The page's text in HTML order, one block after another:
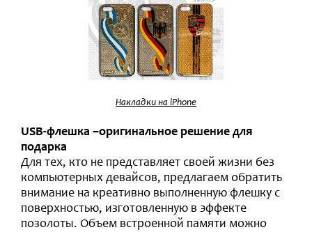
Накладки на iPhone
USB-флешка –оригинальное решение для
подарка
Для тех, кто не представляет своей жизни без
компьютерных девайсов, предлагаем обратить
внимание на креативно выполненную флешку с
поверхностью, изготовленную в эффекте
позолоты. Объем встроенной памяти можно